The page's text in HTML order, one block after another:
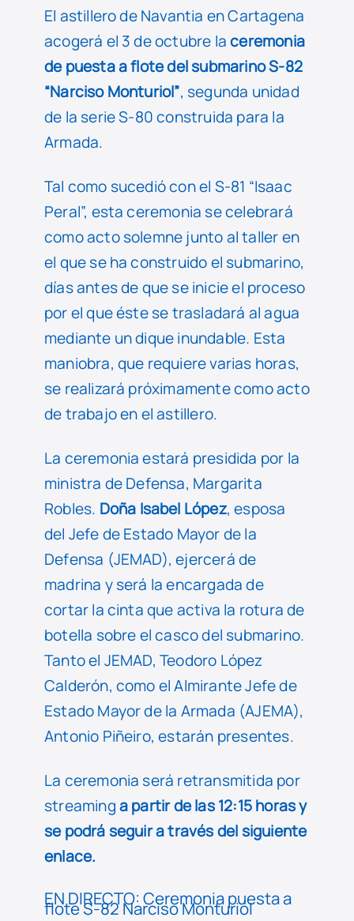
El astillero de Navantia en Cartagena
acogerá el 3 de octubre laceremonia
de puesta a flote del submarino S-82
“Narciso Monturiol”, segunda unidad
de la serie S-80 construida para la
Armada.
Tal como sucedió con el S-81 “Isaac
Peral”, esta ceremonia se celebrará
como acto solemne junto al taller en
el que se ha construido el submarino,
días antes de que se inicie el proceso
por el que éste se trasladará al agua
mediante un dique inundable. Esta
maniobra, que requiere varias horas,
se realizará próximamente como acto
de trabajo en el astillero.
La ceremonia estará presidida por la
ministra de Defensa, Margarita
Robles. Doña Isabel López, esposa
del Jefe de Estado Mayor de la
Defensa (JEMAD), ejercerá de
madrina y será la encargada de
cortar la cinta que activa la rotura de
botella sobre el casco del submarino.
Tanto el JEMAD, Teodoro López
Calderón, como el Almirante Jefe de
Estado Mayor de la Armada (AJEMA),
Antonio Piñeiro, estarán presentes.
La ceremonia será retransmitida por
streaminga partir de las 12:15 horas y
se podrá seguir a través del siguiente
enlace.
EN DIRECTO: Ceremonia puesta a
flote S-82 Narciso Monturiol